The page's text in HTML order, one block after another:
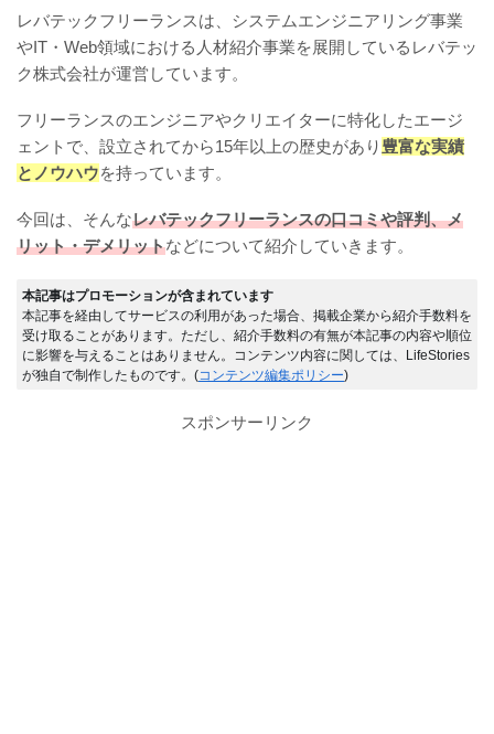
レバテックフリーランスは、システムエンジニアリング事業
やIT・Web領域における人材紹介事業を展開しているレバテッ
ク株式会社が運営しています。
フリーランスのエンジニアやクリエイターに特化したエージ
ェントで、設立されてから15年以上の歴史があり 豊富な実績
とノウハウを持っています。
今回は、そんなレバテックフリーランスの口コミや評判、メ
リット・デメリットなどについて紹介していきます。
本記事はプロモーションが含まれています
本記事を経由してサービスの利用があった場合、掲載企業から紹介手数料を
受け取ることがあります。ただし、紹介手数料の有無が本記事の内容や順位
に影響を与えることはありません。コンテンツ内容に関しては、LifeStories
が独自で制作したものです。(コンテンツ編集ポリシー)
スポンサーリンク